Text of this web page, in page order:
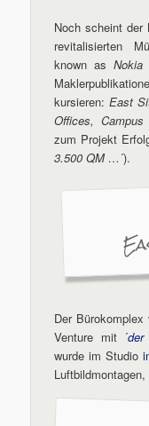
Noch scheint der
revitalisierten
known as Nokia
kursieren:East
Offices,
zum Projekt
3.500 QM … ´).
Der Bürokomplex
Venture mit ´der
wurde im Studio